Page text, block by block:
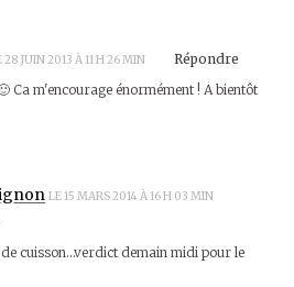
28 JUIN 2013 À 11 H 26 MIN
Répondre
Ca m'encourage énormément ! A bientôt
LE 15 MARS 2014 À 16 H 03 MIN
cuisson…verdict demain midi pour le